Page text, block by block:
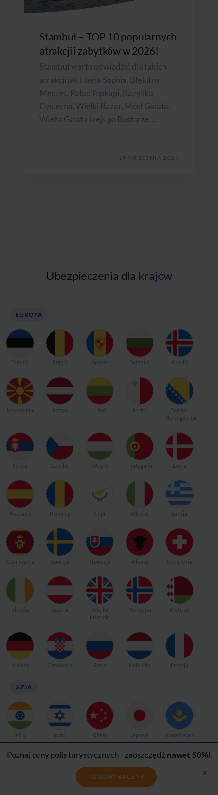
Stambuł – TOP 10 popularnych
atrakcji i zabytków w 2026!
Stambuł warto odwiedzić dla takich
atrakcji jak Hagia Sophia, Błękitny
Meczet, Pałac Topkapi, Bazylika
Cysterna, Wielki Bazar, Most Galata,
Wieża Galata i rejs po Bosforze....
19 WRZEŚNIA 2024
Ubezpieczenia dla krajów
EUROPA
Estonia Belgia Andora Bułgaria Islandia
Macedonia Łotwa Litwa Malta
Bośnia i
Hercegowina
Serbia Czechy Węgry Portugalia Dania
Hiszpania Rumunia Cypr Włochy Grecja
Czarnogóra Szwecja Słowacja Albania Szwajcaria
Irlandia Austria
Wielka
Brytania
Norwegia Białoruś
Niemcy Chorwacja Rosja Holandia Francja
AZJA
Indie Izrael Chiny Japonia Kazachstan
Zjednoczone
Poznaj ceny polis turystycznych - zaoszczędź nawet 50%!
PORÓWNAJ CENY ×